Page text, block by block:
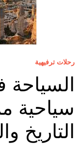
رحلات ترفيهية
السياحة
سياحية
التاريخ